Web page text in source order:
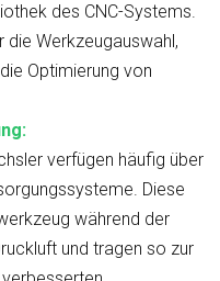
des CNC-Systems.
die Werkzeugauswahl,
Optimierung von
verfügen häufig über
Diese
während der
und tragen so zur